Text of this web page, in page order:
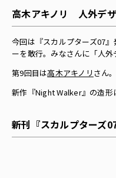
高木アキノリ 人外デ
今回は『スカルプターズ07
ーを敢行。みなさんに「人外
第9回目は高木アキノリ さん。
新作『Night Walker』の造形
新刊『スカルプターズ